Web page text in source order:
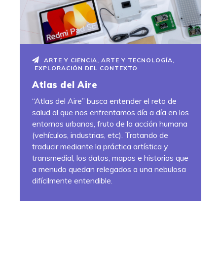
ARTE Y CIENCIA ARTE Y TECNOLOGÍA
EXPLORACIÓN DEL CONTEXTO
Atlas del Aire
“Atlas del Aire” busca entender el reto de
salud al que nos enfrentamos día a día en los
entornos urbanos, fruto de la acción humana
(vehículos, industrias, etc). Tratando de
traducir mediante la práctica artística y
transmedial, los datos, mapas e historias que
a menudo quedan relegados a una nebulosa
difícilmente entendible.